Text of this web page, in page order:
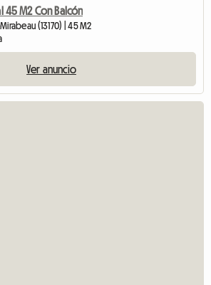
45 M2 Con Balcón
(13170) | 45 M2
Ver anuncio